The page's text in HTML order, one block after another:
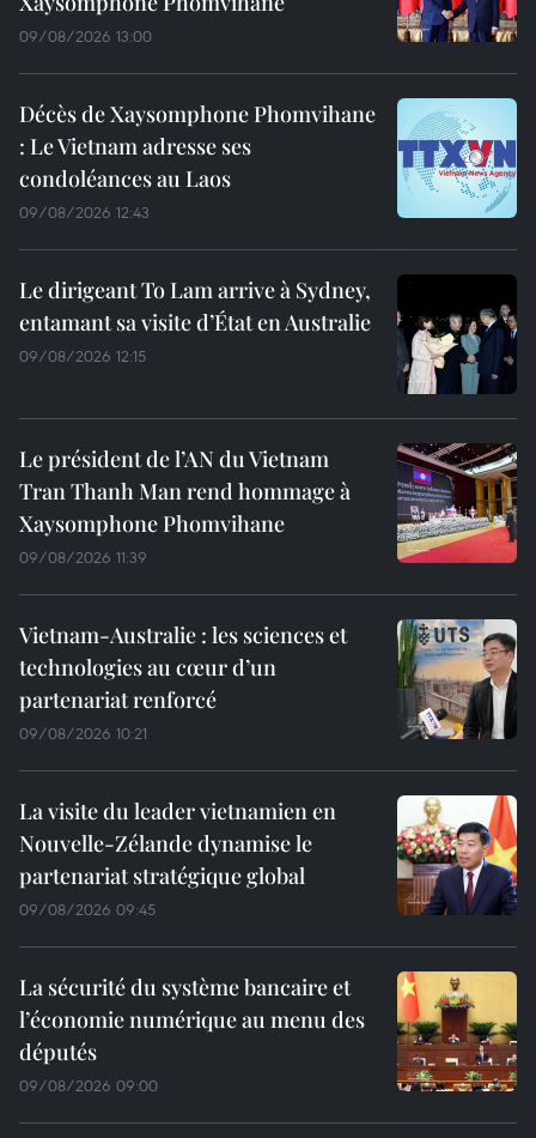
09/08/2026 13:00
Décès de Xaysomphone Phomvihane
: Le Vietnam adresse ses
condoléances au Laos
09/08/2026 12:43
Le dirigeant To Lam arrive à Sydney,
entamant sa visite d’État en Australie
09/08/2026 12:15
Le président de l’AN du Vietnam
Tran Thanh Man rend hommage à
Xaysomphone Phomvihane
09/08/2026 11:39
Vietnam-Australie : les sciences et
technologies au cœur d’un
partenariat renforcé
09/08/2026 10:21
La visite du leader vietnamien en
Nouvelle-Zélande dynamise le
partenariat stratégique global
09/08/2026 09:45
La sécurité du système bancaire et
l’économie numérique au menu des
députés
09/08/2026 09:00